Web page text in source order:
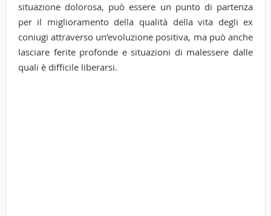
situazione dolorosa, può essere un punto di partenza
per il miglioramento della qualità della vita degli ex
coniugi attraverso un’evoluzione positiva, ma può anche
lasciare ferite profonde e situazioni di malessere dalle
quali è difficile liberarsi.